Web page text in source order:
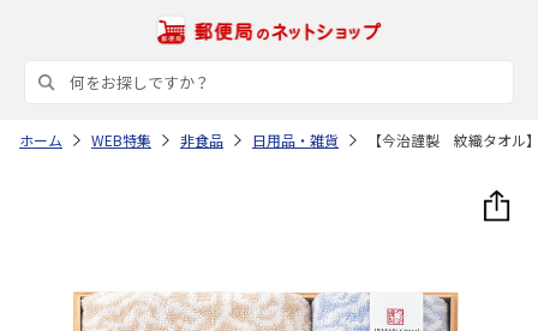
ホーム WEB特集 非食品 日用品・雑貨 【今治謹製 紋織タオル